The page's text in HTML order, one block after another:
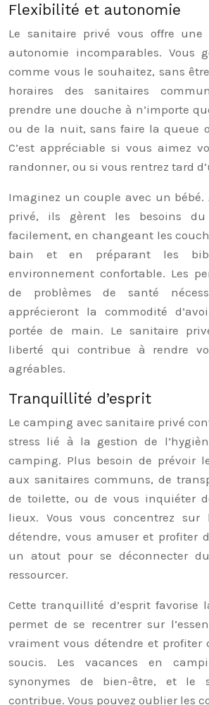
Flexibilité et autonomie
Le sanitaire privé vous offre
autonomie incomparables. Vous
comme vous le souhaitez, sans
horaires des sanitaires
prendre une douche à n’importe
ou de la nuit, sans faire la queue
C’est appréciable si vous aimez
randonner, ou si vous rentrez tard
Imaginez un couple avec un bébé.
privé, ils gèrent les besoins du
facilement, en changeant les
bain et en préparant les
environnement confortable. Les
de problèmes de santé
apprécieront la commodité
portée de main. Le sanitaire
liberté qui contribue à rendre
agréables.
Tranquillité d’esprit
Le camping avec sanitaire privé
stress lié à la gestion de
camping. Plus besoin de prévoir
aux sanitaires communs, de
de toilette, ou de vous inquiéter
lieux. Vous vous concentrez sur
détendre, vous amuser et profiter
un atout pour se déconnecter
ressourcer.
Cette tranquillité d’esprit favorise
permet de se recentrer sur
vraiment vous détendre et profiter
soucis. Les vacances en
synonymes de bien-être, et le
contribue. Vous pouvez oublier les